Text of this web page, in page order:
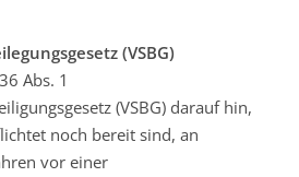
(VSBG)
Abs. 1
(VSBG) darauf hin,
noch bereit sind, an
vor einer